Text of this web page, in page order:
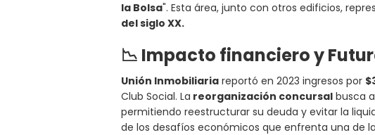
la Bolsa". Esta área, junto con otros edificios,
del siglo XX.
📉 Impacto financiero y
Unión Inmobiliaria reportó en 2023 ingresos por
Club Social. La reorganización concursal busca
permitiendo reestructurar su deuda y evitar la
de los desafíos económicos que enfrenta una de